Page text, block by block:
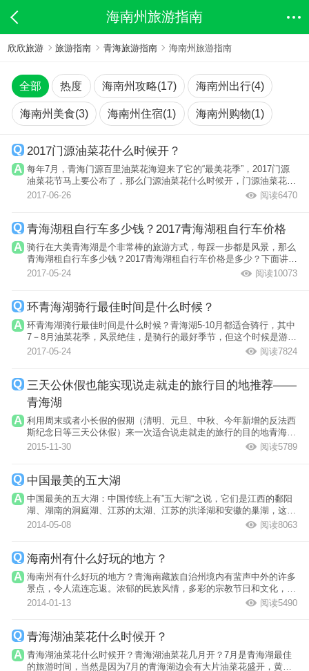
海南州旅游指南
欣欣旅游 旅游指南 青海旅游指南 海南州旅游指南
全部 热度 海南州攻略(17) 海南州出行(4)
海南州美食(3) 海南州住宿(1) 海南州购物(1)
2017门源油菜花什么时候开？
每年7月，青海门源百里油菜花海迎来了它的“最美花季”，2017门源
油菜花节马上要公布了，那么门源油菜花什么时候开，门源油菜花花
期是什么...
2017-06-26 阅读6470
青海湖租自行车多少钱？2017青海湖租自行车价格
骑行在大美青海湖是个非常棒的旅游方式，每踩一步都是风景，那么
青海湖租自行车多少钱？2017青海湖租自行车价格是多少？下面讲讲
吧。
2017-05-24 阅读10073
环青海湖骑行最佳时间是什么时候？
环青海湖骑行最佳时间是什么时候？青海湖5-10月都适合骑行，其中
7－8月油菜花季，风景绝佳，是骑行的最好季节，但这个时候是游客
最多的高峰...
2017-05-24 阅读7824
三天公休假也能实现说走就走的旅行目的地推荐——
青海湖
利用周末或者小长假的假期（清明、元旦、中秋、今年新增的反法西
斯纪念日等三天公休假）来一次适合说走就走的旅行的目的地青海湖
攻略，分享...
2015-11-30 阅读5789
中国最美的五大湖
中国最美的五大湖：中国传统上有”五大湖“之说，它们是江西的鄱阳
湖、湖南的洞庭湖、江苏的太湖、江苏的洪泽湖和安徽的巢湖，这五
大湖集中...
2014-05-08 阅读8063
海南州有什么好玩的地方？
海南州有什么好玩的地方？青海南藏族自治州境内有蜚声中外的许多
景点，令人流连忘返。浓郁的民族风情，多彩的宗教节日和文化，神
秘而望而庄...
2014-01-13 阅读5490
青海湖油菜花什么时候开？
青海湖油菜花什么时候开？青海湖油菜花几月开？7月是青海湖最佳
的旅游时间，当然是因为7月的青海湖边会有大片油菜花盛开，黄色